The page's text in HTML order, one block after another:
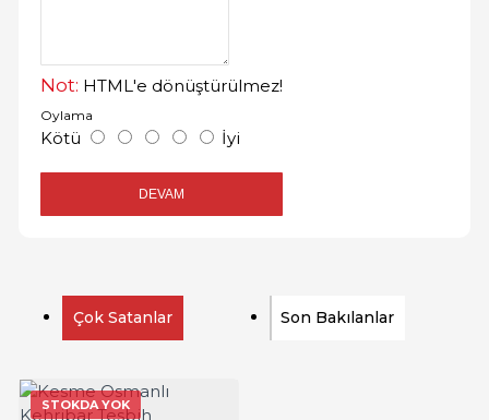
Not: HTML'e dönüştürülmez!
Oylama
Kötü İyi
DEVAM
Çok Satanlar Son Bakılanlar
STOKDA YOK